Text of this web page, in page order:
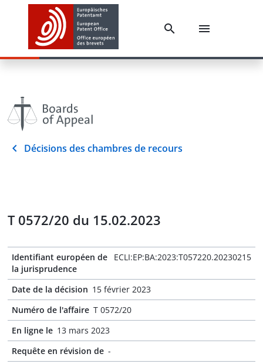
Décisions des chambres de recours
T 0572/20 du 15.02.2023
Identifiant européen de
la jurisprudence
ECLI:EP:BA:2023:T057220.20230215
Date de la décision 15 février 2023
Numéro de l'affaire T 0572/20
En ligne le 13 mars 2023
Requête en révision de -